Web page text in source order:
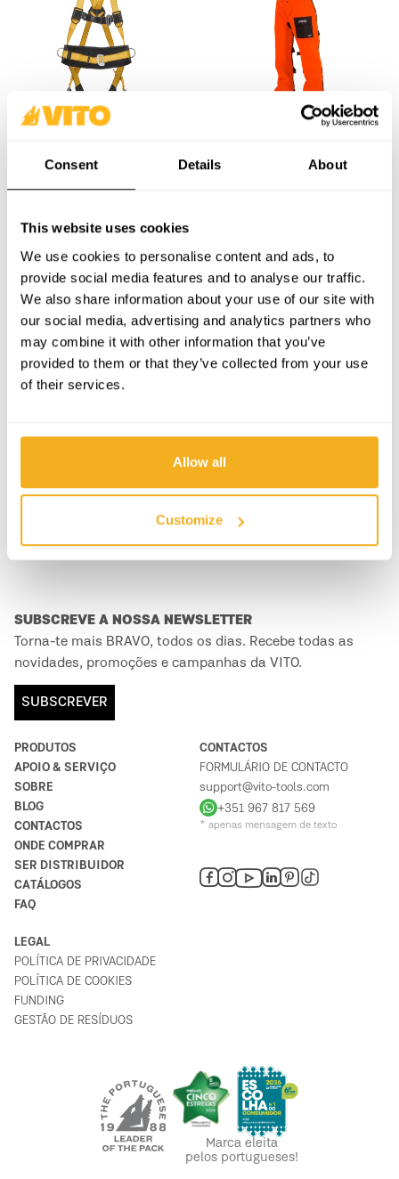
Consent Details About
This website uses cookies
We use cookies to personalise content and ads, to
provide social media features and to analyse our traffic.
We also share information about your use of our site with
our social media, advertising and analytics partners who
may combine it with other information that you’ve
provided to them or that they’ve collected from your use
of their services.
Allow all
Customize
PROTEÇÃO ANTIQUEDA PROTEÇÃO CORPORAL
VESTUÁRIO DE
PRODUTOS
APOIO & SERVIÇO
SOBRE
BLOG
CONTACTOS
ONDE COMPRAR
SER DISTRIBUIDOR
CATÁLOGOS
FAQ
CONTACTOS
FORMULÁRIO DE CONTACTO
support@vito-tools.com
+351 967 817 569
* apenas mensagem de texto
LEGAL
POLÍTICA DE PRIVACIDADE
POLÍTICA DE COOKIES
FUNDING
GESTÃO DE RESÍDUOS
SUBSCREVE A NOSSA NEWSLETTER
Torna-te mais BRAVO, todos os dias. Recebe todas as
novidades, promoções e campanhas da VITO.
SUBSCREVER
Marca eleita
pelos portugueses!